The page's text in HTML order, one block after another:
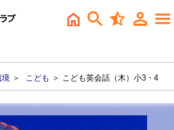
境 ＞ こども ＞ こども英会話（木）小3・4